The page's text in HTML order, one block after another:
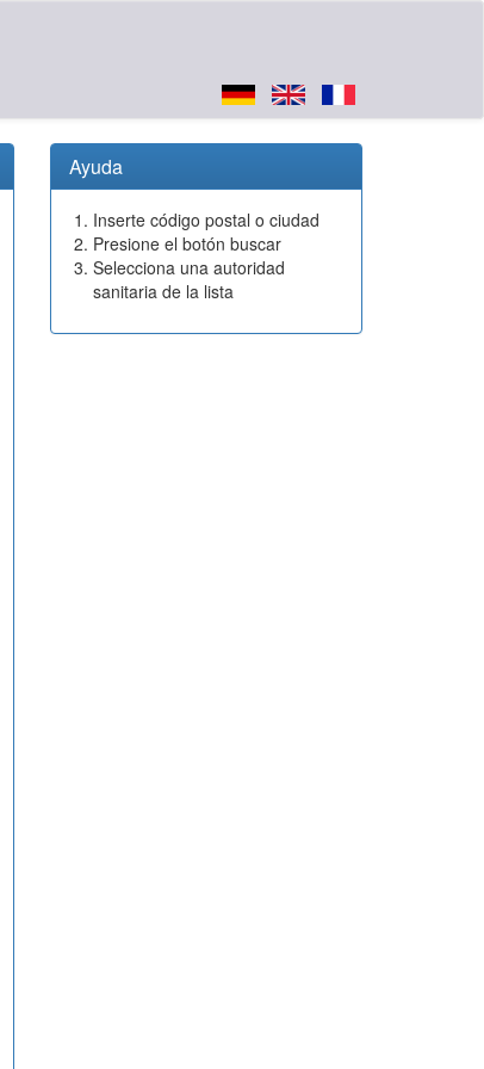
Ayuda
Inserte código postal o ciudad
Presione el botón buscar
Selecciona una autoridad
sanitaria de la lista